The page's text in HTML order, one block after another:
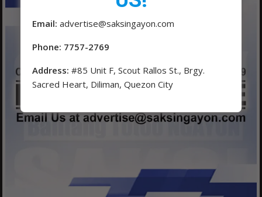
Email: advertise@saksingayon.com
Phone: 7757-2769
Address: #85 Unit F, Scout Rallos St., Brgy.
Sacred Heart, Diliman, Quezon City